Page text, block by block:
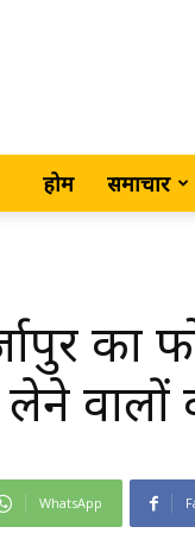
होम समाचार
का
WhatsApp